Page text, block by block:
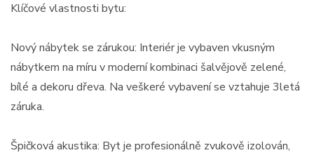
Klíčové vlastnosti bytu:
Nový nábytek se zárukou: Interiér je vybaven vkusným
nábytkem na míru v moderní kombinaci šalvějově zelené,
bílé a dekoru dřeva. Na veškeré vybavení se vztahuje 3letá
záruka.
Špičková akustika: Byt je profesionálně zvukově izolován,